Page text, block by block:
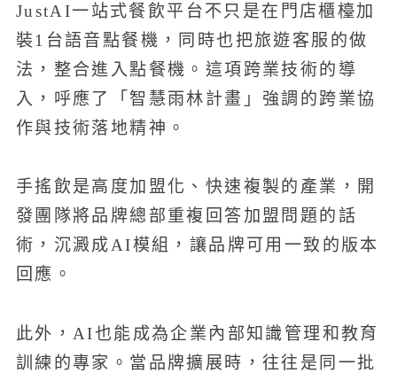
JustAI一站式餐飲平台不只是在門店櫃檯加
裝1台語音點餐機，同時也把旅遊客服的做
法，整合進入點餐機。這項跨業技術的導
入，呼應了「智慧雨林計畫」強調的跨業協
作與技術落地精神。
手搖飲是高度加盟化、快速複製的產業，開
發團隊將品牌總部重複回答加盟問題的話
術，沉澱成AI模組，讓品牌可用一致的版本
回應。
此外，AI也能成為企業內部知識管理和教育
訓練的專家。當品牌擴展時，往往是同一批